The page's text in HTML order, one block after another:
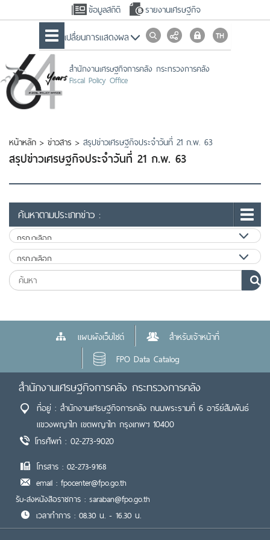
ข้อมูลสถิติ รายงานเศรษฐกิจ
เปลื่ยนการแสดงผล
สำนักงานเศรษฐกิจการคลัง กระทรวงการคลัง
Fiscal Policy Office
หน้าหลัก > ข่าวสาร > สรุปข่าวเศรษฐกิจประจำวันที่ 21 ก.พ. 63
สรุปข่าวเศรษฐกิจประจำวันที่ 21 ก.พ. 63
ค้นหาตามประเภทข่าว :
แผนผังเว็บไซต์
สำหรับเจ้าหน้าที่
FPO Data Catalog
สำนักงานเศรษฐกิจการคลัง กระทรวงการคลัง
ที่อยู่ : สำนักงานเศรษฐกิจการคลัง ถนนพระรามที่ 6 อารีย์สัมพันธ์
แขวงพญาไท เขตพญาไท กรุงเทพฯ 10400
โทรศัพท์ : 02-273-9020
โทรสาร : 02-273-9168
email : fpocenter@fpo.go.th
รับ-ส่งหนังสือราชการ : saraban@fpo.go.th
เวลาทำการ : 08.30 น. - 16.30 น.